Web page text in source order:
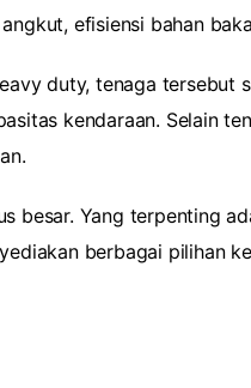
efisiensi bahan
duty, tenaga tersebut
kendaraan. Selain
Yang terpenting
berbagai pilihan